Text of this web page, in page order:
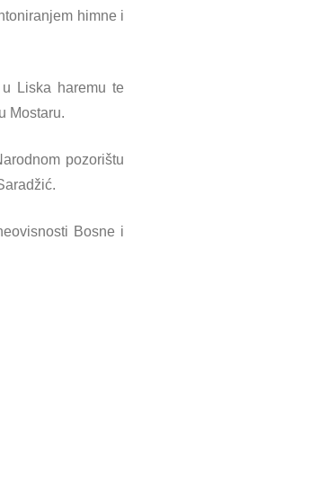
himne i
Liska haremu te
Mostaru.
pozorištu
Bosne i